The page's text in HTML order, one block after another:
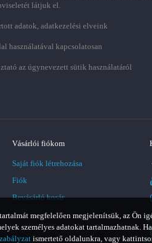
megfelelően megjelenítsük, az
személyes adatokat tartalmazhatnak.
ismertető oldalunkra, vagy
látjuk el.
adatok, adatkezelési elveink
használatával kapcsolatosan
az úgynevezett sütik használatáról
Vásárlói fiókom
Saját fiók létrehozása
Fiók
Bevásárló kosár